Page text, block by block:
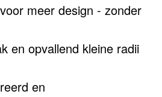
meer design - zonder
en opvallend kleine radii
en